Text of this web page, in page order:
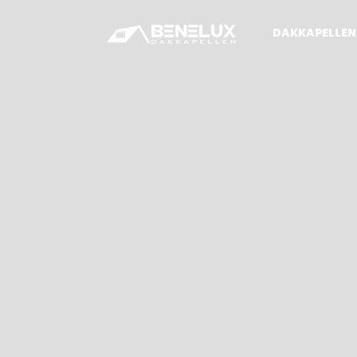
DAKKAPELLEN